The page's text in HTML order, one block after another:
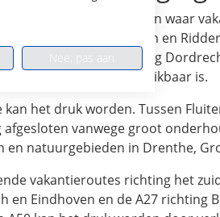
verwacht op wegen waar
op de A16 bij Rotterdam en
Ridderkerk wordt richting
één rijstrook beschikbaar is.
kan het druk worden. Tussen
vanwege groot
en natuurgebieden in Drenthe,
vakantieroutes richting het
en Eindhoven en de A27 richting
Nee, pas aan